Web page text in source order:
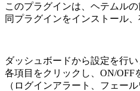
このプラグインは、ヘテムル
同プラグインをインストール、
ダッシュボードから設定を行い
各項目をクリックし、ON/OFF
（ログインアラート、フェー